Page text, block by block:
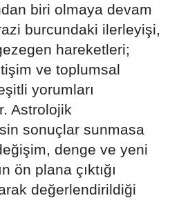
biri olmaya devam
burcundaki ilerleyişi,
hareketleri;
ve toplumsal
yorumları
Astrolojik
sonuçlar sunmasa
denge ve yeni
ön plana çıktığı
değerlendirildiği